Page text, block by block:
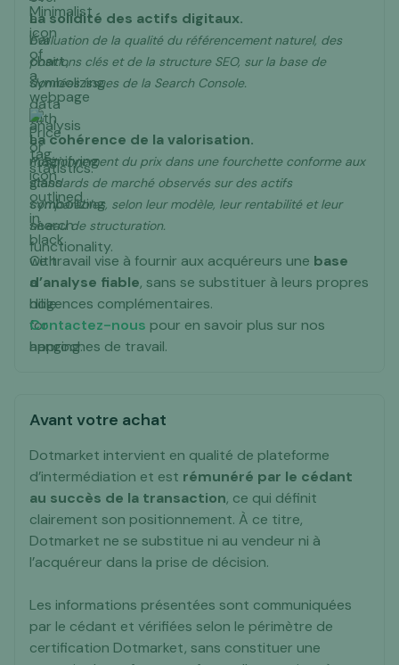
La solidité des actifs digitaux.
Évaluation de la qualité du référencement naturel, des
positions clés et de la structure SEO, sur la base de
données issues de la Search Console.
La cohérence de la valorisation.
Positionnement du prix dans une fourchette conforme aux
standards de marché observés sur des actifs
comparables, selon leur modèle, leur rentabilité et leur
niveau de structuration.
Ce travail vise à fournir aux acquéreurs une base
d’analyse fiable, sans se substituer à leurs propres
diligences complémentaires.
Contactez-nous pour en savoir plus sur nos
approches de travail.
Avant votre achat
Dotmarket intervient en qualité de plateforme
d’intermédiation et est rémunéré par le cédant
au succès de la transaction, ce qui définit
clairement son positionnement. À ce titre,
Dotmarket ne se substitue ni au vendeur ni à
l’acquéreur dans la prise de décision.
Les informations présentées sont communiquées
par le cédant et vérifiées selon le périmètre de
certification Dotmarket, sans constituer une